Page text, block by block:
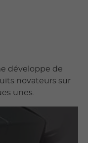
développe de
novateurs sur
unes.